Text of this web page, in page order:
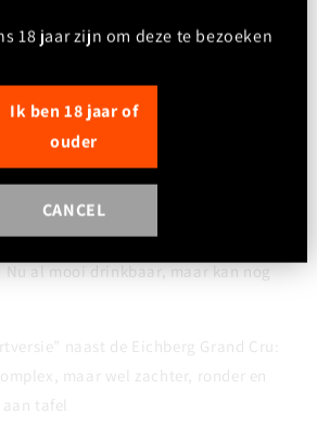
romige pastagerechten,
Nu al mooi drinkbaar, maar kan nog
naast de Eichberg Grand Cru:
maar wel zachter, ronder en
tafel
18 jaar zijn om deze te bezoeken
Ik ben 18 jaar of
ouder
CANCEL